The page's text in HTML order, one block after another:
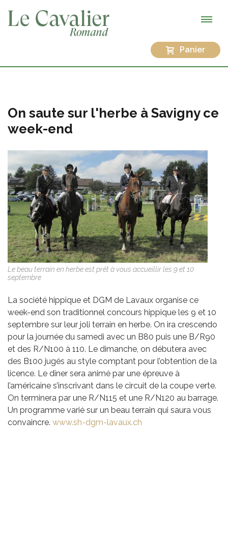
Panier
On saute sur l'herbe à Savigny ce
week-end
Le beau terrain en herbe est prêt à vous accueillir les 9 et 10
septembre
La société hippique et DGM de Lavaux organise ce
week-end son traditionnel concours hippique les 9 et 10
septembre sur leur joli terrain en herbe. On ira crescendo
pour la journée du samedi avec un B80 puis une B/R90
et des R/N100 à 110. Le dimanche, on débutera avec
des B100 jugés au style comptant pour l’obtention de la
licence. Le dîner sera animé par une épreuve à
l’américaine s’inscrivant dans le circuit de la coupe verte.
On terminera par une R/N115 et une R/N120 au barrage.
Un programme varié sur un beau terrain qui saura vous
convaincre. www.sh-dgm-lavaux.ch